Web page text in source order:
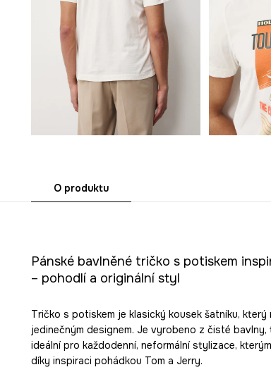
O produktu
Pánské bavlněné tričko s potiskem
– pohodlí a originální styl
Tričko s potiskem je klasický kousek šatníku,
jedinečným designem. Je vyrobeno z čisté
ideální pro každodenní, neformální stylizace,
díky inspiraci pohádkou Tom a Jerry.